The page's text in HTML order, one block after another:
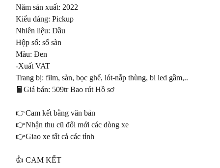
Năm sản xuất: 2022
Kiểu dáng: Pickup
Nhiên liệu: Dầu
Hộp số: số sàn
Màu: Đen
-Xuất VAT
Trang bị: film, sàn, bọc ghế, lót-nắp thùng, bi led gầm,..
🧧Giá bán: 509tr Bao rút Hồ sơ
👉Cam kết bằng văn bản
👉Nhận thu cũ đổi mới các dòng xe
👉Giao xe tất cả các tỉnh
👍 CAM KẾT